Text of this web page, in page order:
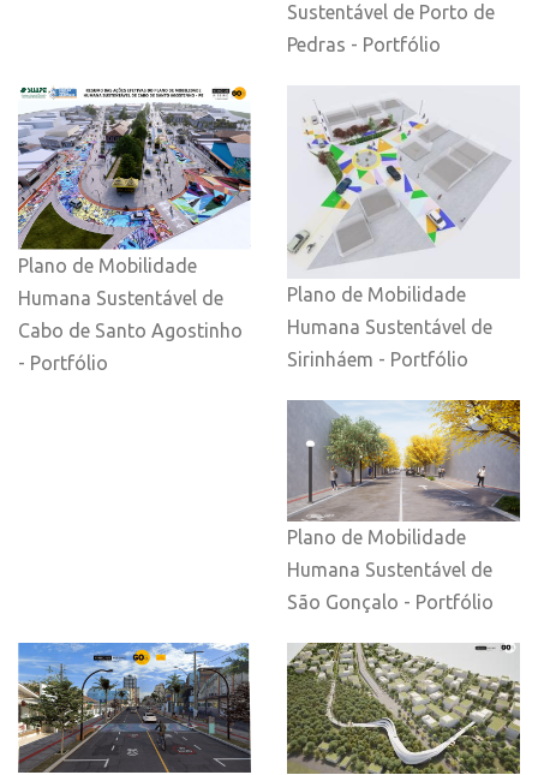
Sustentável de Porto de
Pedras - Portfólio
Plano de Mobilidade
Humana Sustentável de
Cabo de Santo Agostinho
- Portfólio
Plano de Mobilidade
Humana Sustentável de
Sirinháem - Portfólio
Plano de Mobilidade
Humana Sustentável de
São Gonçalo - Portfólio